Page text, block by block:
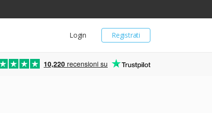
Registrati
Login
10,220 recensioni su